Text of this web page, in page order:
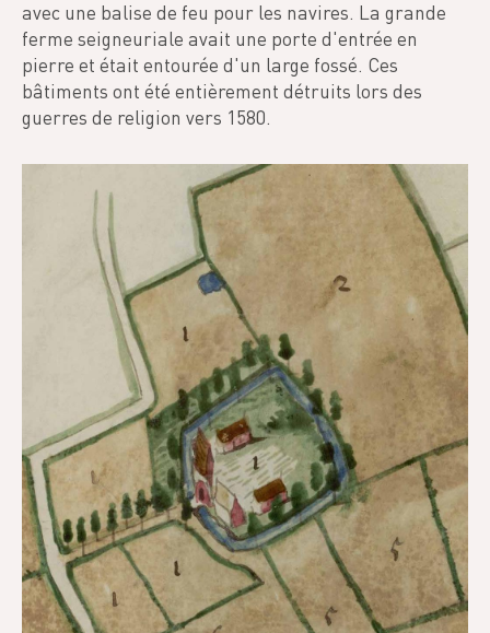
avec une balise de feu pour les navires. La grande
ferme seigneuriale avait une porte d'entrée en
pierre et était entourée d'un large fossé. Ces
bâtiments ont été entièrement détruits lors des
guerres de religion vers 1580.